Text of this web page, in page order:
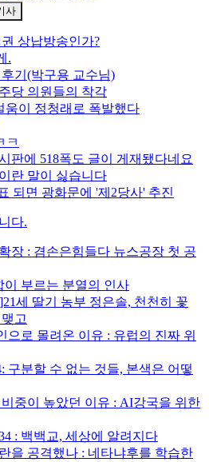
사
상납방송인가?
.
기(박구용 교수님)
당 의원들의 착각
움이 정청래로 폭발했다
ㅋ
판에 518폭도 글이 게재됐다네요
란 말이 싫습니다
되면 광화문에 '제2당사' 추진
다.
장 : 겸손은힘들다 뉴스공장 첫 공
이 부르는 분열의 인사
세 딸기 농부 정은솔, 천천히 꽃
고
으로 몰려온 이유 : 유럽의 진짜 위
구분할 수 없는 것들, 본색은 어떻
중이 높았던 이유 : AI강국을 위한
: 백백교, 세상에 알려지다
을 공격했나 : 네타냐후를 학습한